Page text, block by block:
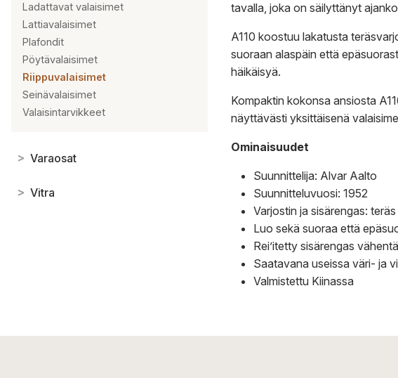
Ladattavat valaisimet
Lattiavalaisimet
Plafondit
Pöytävalaisimet
Riippuvalaisimet
Seinävalaisimet
Valaisintarvikkeet
> Varaosat
> Vitra
tavalla, joka on säilyttänyt
A110 koostuu lakatusta
suoraan alaspäin että
häikäisyä.
Kompaktin kokonsa ansiosta
näyttävästi yksittäisenä
Ominaisuudet
Suunnittelija: Alvar Aalto
Suunnitteluvuosi: 1952
Varjostin ja sisärengas: teräs
Luo sekä suoraa että
Rei’itetty sisärengas
Saatavana useissa väri- ja
Valmistettu Kiinassa